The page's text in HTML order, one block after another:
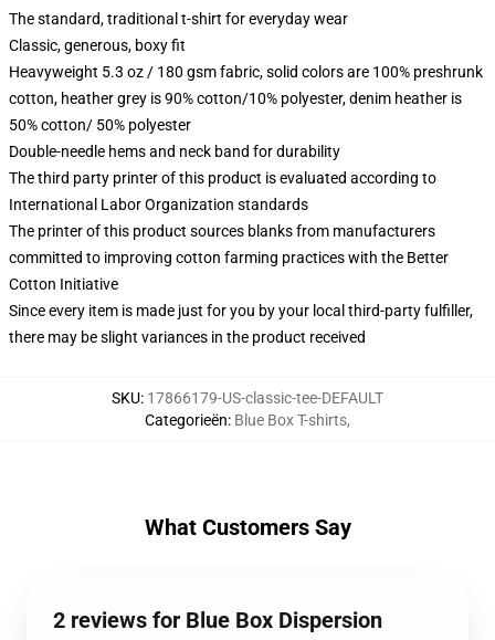
The standard, traditional t-shirt for everyday wear
Classic, generous, boxy fit
Heavyweight 5.3 oz / 180 gsm fabric, solid colors are 100% preshrunk
cotton, heather grey is 90% cotton/10% polyester, denim heather is
50% cotton/ 50% polyester
Double-needle hems and neck band for durability
The third party printer of this product is evaluated according to
International Labor Organization standards
The printer of this product sources blanks from manufacturers
committed to improving cotton farming practices with the Better
Cotton Initiative
Since every item is made just for you by your local third-party fulfiller,
there may be slight variances in the product received
SKU: 17866179-US-classic-tee-DEFAULT
Categorieën: Blue Box T-shirts,
What Customers Say
2 reviews for Blue Box Dispersion